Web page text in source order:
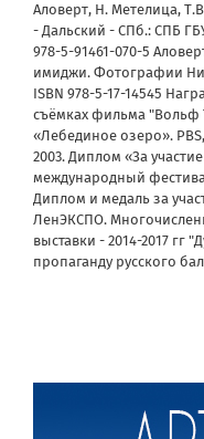
Аловерт, Н. Метелица,
- Дальский - СПб.: СПБ
978-5-91461-070-5
имиджи. Фотографии
ISBN 978-5-17-14545
съёмках фильма "Вольф
«Лебединое озеро».
2003. Диплом «За
международный
Диплом и медаль за
ЛенЭКСПО.
выставки - 2014-2017 гг
пропаганду русского